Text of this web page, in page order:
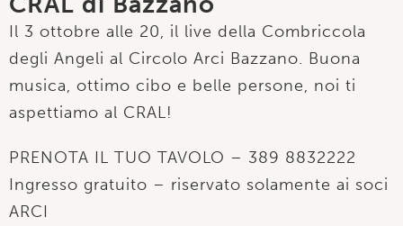
Il 3 ottobre alle 20, il live della Combriccola
degli Angeli al Circolo Arci Bazzano. Buona
musica, ottimo cibo e belle persone, noi ti
aspettiamo al CRAL!
PRENOTA IL TUO TAVOLO – 389 8832222
Ingresso gratuito – riservato solamente ai soci
ARCI